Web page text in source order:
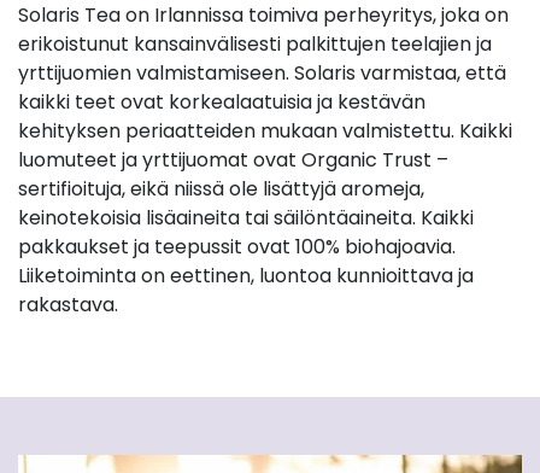
Solaris Tea on Irlannissa toimiva perheyritys, joka on
erikoistunut kansainvälisesti palkittujen teelajien ja
yrttijuomien valmistamiseen. Solaris varmistaa, että
kaikki teet ovat korkealaatuisia ja kestävän
kehityksen periaatteiden mukaan valmistettu. Kaikki
luomuteet ja yrttijuomat ovat Organic Trust –
sertifioituja, eikä niissä ole lisättyjä aromeja,
keinotekoisia lisäaineita tai säilöntäaineita. Kaikki
pakkaukset ja teepussit ovat 100% biohajoavia.
Liiketoiminta on eettinen, luontoa kunnioittava ja
rakastava.